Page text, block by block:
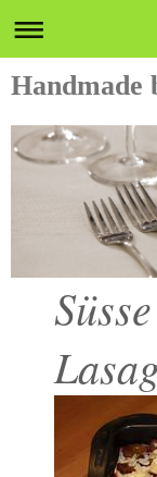
Handmade